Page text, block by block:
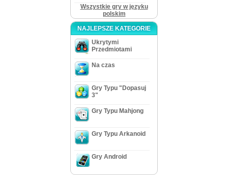
Wszystkie gry w języku
polskim
NAJLEPSZE KATEGORIE
Ukrytymi
Przedmiotami
Na czas
Gry Typu "Dopasuj
3"
Gry Typu Mahjong
Gry Typu Arkanoid
Gry Android